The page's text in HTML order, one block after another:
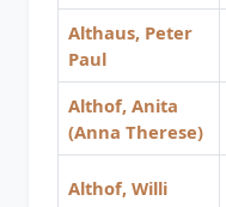
Althaus, Peter
Paul
Althof, Anita
(Anna Therese)
Althof, Willi